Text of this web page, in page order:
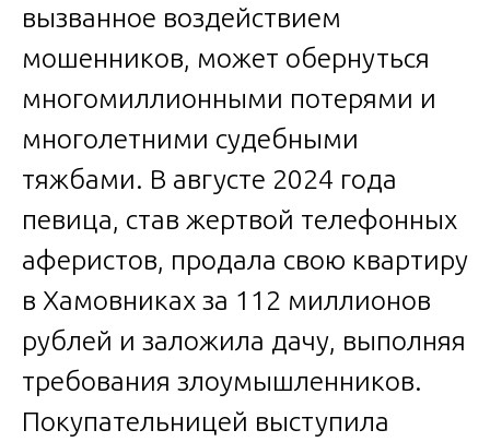
вызванное воздействием
мошенников, может обернуться
многомиллионными потерями и
многолетними судебными
тяжбами. В августе 2024 года
певица, став жертвой телефонных
аферистов, продала свою квартиру
в Хамовниках за 112 миллионов
рублей и заложила дачу, выполняя
требования злоумышленников.
Покупательницей выступила